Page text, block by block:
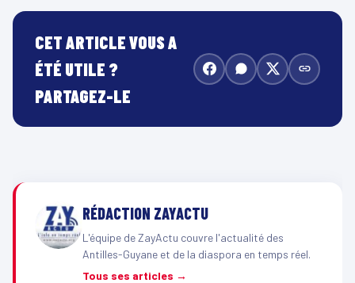
CET ARTICLE VOUS A
ÉTÉ UTILE ?
PARTAGEZ-LE
RÉDACTION ZAYACTU
L'équipe de ZayActu couvre l'actualité des
Antilles-Guyane et de la diaspora en temps réel.
Tous ses articles →